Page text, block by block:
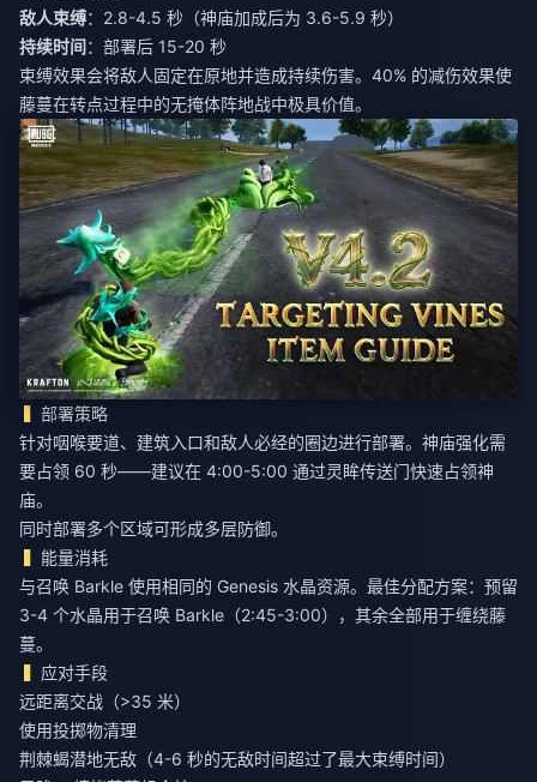
敌人束缚：2.8-4.5 秒（神庙加成后为 3.6-5.9 秒）
持续时间：部署后 15-20 秒
束缚效果会将敌人固定在原地并造成持续伤害。40% 的减伤效果使
藤蔓在转点过程中的无掩体阵地战中极具价值。
部署策略
针对咽喉要道、建筑入口和敌人必经的圈边进行部署。神庙强化需
要占领 60 秒——建议在 4:00-5:00 通过灵眸传送门快速占领神
庙。
同时部署多个区域可形成多层防御。
能量消耗
与召唤 Barkle 使用相同的 Genesis 水晶资源。最佳分配方案：预留
3-4 个水晶用于召唤 Barkle（2:45-3:00），其余全部用于缠绕藤
蔓。
应对手段
远距离交战（>35 米）
使用投掷物清理
荆棘蝎潜地无敌（4-6 秒的无敌时间超过了最大束缚时间）